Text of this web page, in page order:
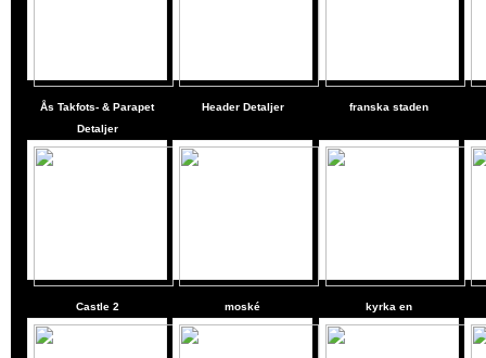
Ås Takfots- & Parapet
Detaljer
Header Detaljer franska staden
Castle2 moské kyrka en